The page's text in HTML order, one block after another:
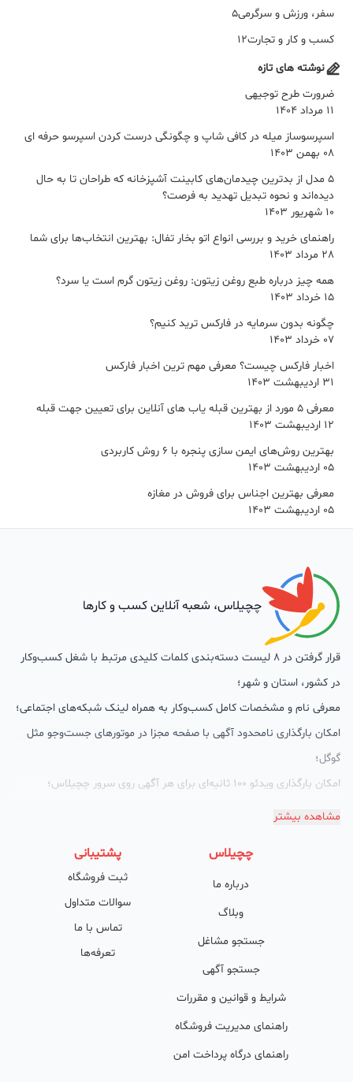
سفر، ورزش و سرگرمی5
کسب و کار و تجارت12
نوشته های تازه
ضرورت طرح توجیهی
11 مرداد 1404
اسپرسوساز میله در کافی شاپ و چگونگی درست کردن اسپرسو حرفه ای
08 بهمن 1403
5 مدل از بدترین چیدمان‌های کابینت آشپزخانه که طراحان تا به حال
دیده‌اند و نحوه تبدیل تهدید به فرصت؟
10 شهریور 1403
راهنمای خرید و بررسی انواع اتو بخار تفال: بهترین انتخاب‌ها برای شما
28 مرداد 1403
همه چیز درباره طبع روغن زیتون: روغن زیتون گرم است یا سرد؟
15 خرداد 1403
چگونه بدون سرمایه در فارکس ترید کنیم؟
07 خرداد 1403
اخبار فارکس چیست؟ معرفی مهم ترین اخبار فارکس
31 اردیبهشت 1403
معرفی 5 مورد از بهترین قبله یاب های آنلاین برای تعیین جهت قبله
12 اردیبهشت 1403
بهترین روش‌های ایمن سازی پنجره با 6 روش کاربردی
05 اردیبهشت 1403
معرفی بهترین اجناس برای فروش در مغازه
05 اردیبهشت 1403
چچیلاس، شعبه آنلاین کسب و کارها
قرار گرفتن در 8 لیست دسته‌بندی کلمات کلیدی مرتبط با شغل کسب‌وکار
در کشور، استان و شهر؛
معرفی نام و مشخصات کامل کسب‌وکار به همراه لینک شبکه‌های اجتماعی؛
امکان بارگذاری نامحدود آگهی با صفحه مجزا در موتورهای جست‌وجو مثل
گوگل؛
امکان بارگذاری ویدئو 100 ثانیه‌ای برای هر آگهی روی سرور چچیلاس؛
گالری تصاویر محصول؛
پشتیبانی حرفه‌ای را هم به سبد خدماتش اضافه کرده است. چچیلاس با
امکان پشتیبان اختصاصی به محض ورود هر کسب‌وکار، نظارت، تحلیل
وکمک پشتیبان‌ها در تولید محتوا و سئونویسی به کسب‌وکارها شرایط را
طوری فراهم کرده که تا الان کسب‌وکارهای فعال در چچیلاس با کلمات
کلیدی بسیار خوبی رتبه دریافت کرده و بازخورد‌های بسیار خوبی گرفته‌اند.
مشاهده بیشتر
چچیلاس
درباره ما
وبلاگ
جستجو مشاغل
جستجو آگهی
شرایط و قوانین و مقررات
راهنمای مدیریت فروشگاه
راهنمای درگاه پرداخت امن
پشتیبانی
ثبت فروشگاه
سوالات متداول
تماس با ما
تعرفه‌ها